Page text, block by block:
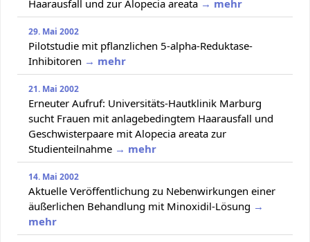
Haarausfall und zur Alopecia areata → mehr
29. Mai 2002
Pilotstudie mit pflanzlichen 5-alpha-Reduktase-
Inhibitoren → mehr
21. Mai 2002
Erneuter Aufruf: Universitäts-Hautklinik Marburg
sucht Frauen mit anlagebedingtem Haarausfall und
Geschwisterpaare mit Alopecia areata zur
Studienteilnahme → mehr
14. Mai 2002
Aktuelle Veröffentlichung zu Nebenwirkungen einer
äußerlichen Behandlung mit Minoxidil-Lösung →
mehr